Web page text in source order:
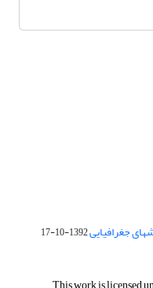
1392-10-17